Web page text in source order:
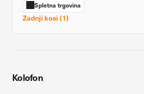
Spletna trgovina
Zadnji kosi (1)
Kolofon